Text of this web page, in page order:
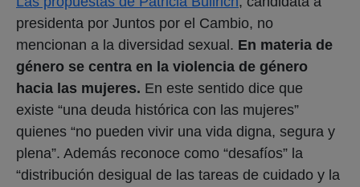
presidenta por Juntos por el Cambio, no
mencionan a la diversidad sexual. En materia de
género se centra en la violencia de género
hacia las mujeres. En este sentido dice que
existe “una deuda histórica con las mujeres”
quienes “no pueden vivir una vida digna, segura y
plena”. Además reconoce como “desafíos” la
“distribución desigual de las tareas de cuidado y la